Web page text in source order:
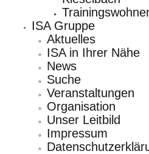
ISA Gruppe
Aktuelles
ISA in Ihrer Nähe
News
Suche
Veranstaltungen
Organisation
Unser Leitbild
Impressum